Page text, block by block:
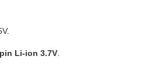
Li-ion 3.7V